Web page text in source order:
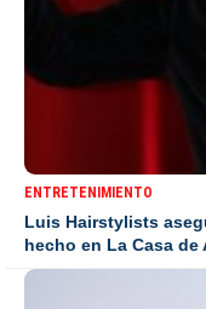
ENTRETENIMIENTO
Luis Hairstylists
hecho en La Casa de